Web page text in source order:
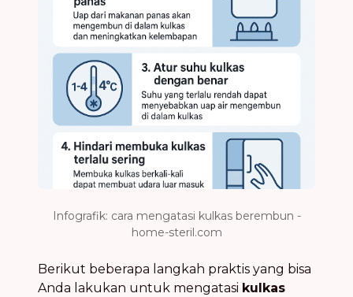
Infografik: cara mengatasi kulkas berembun -
home-steril.com
Berikut beberapa langkah praktis yang bisa
Anda lakukan untuk mengatasi kulkas